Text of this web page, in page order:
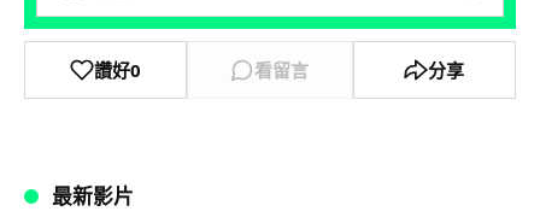
讚好0 看留言 分享
最新影片